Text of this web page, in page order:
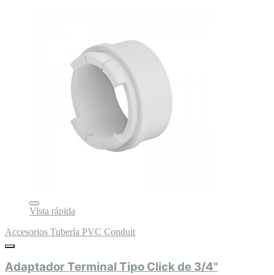
Vista rápida
Accesorios Tubería PVC Conduit
Adaptador Terminal Tipo Click de 3/4"